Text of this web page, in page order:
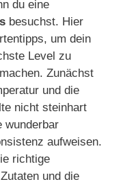
du eine
besuchst. Hier
um dein
Level zu
Zunächst
und die
nicht steinhart
wunderbar
aufweisen.
richtige
und die